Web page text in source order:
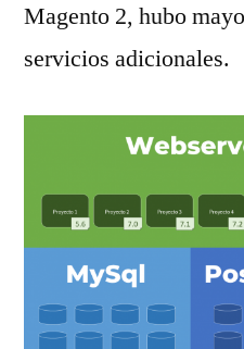
Magento 2, hubo
servicios adicionales.